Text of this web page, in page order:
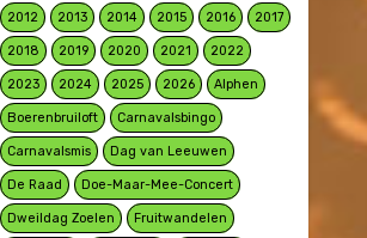
2012 2013 2014 2015 2016 2017
2018 2019 2020 2021 2022
2023 2024 2025 2026 Alphen
Boerenbruiloft Carnavalsbingo
Carnavalsmis Dag van Leeuwen
De Raad Doe-Maar-Mee-Concert
Dweildag Zoelen Fruitwandelen